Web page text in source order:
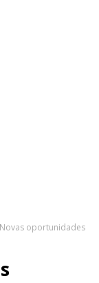
Novas oportunidades